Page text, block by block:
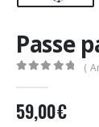
Passe
(
59,00€